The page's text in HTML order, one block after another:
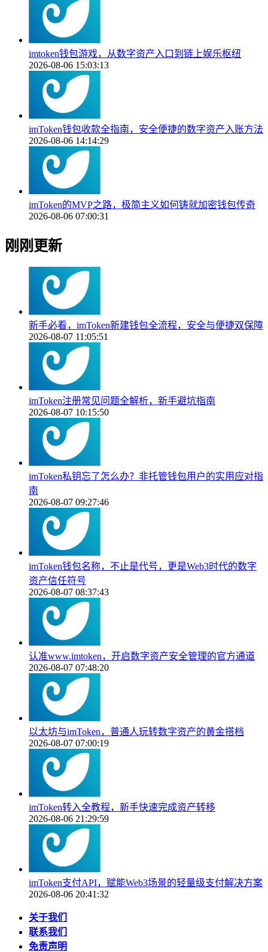
imtoken钱包游戏，从数字资产入口到链上娱乐枢纽
2026-08-06 15:03:13
imToken钱包收款全指南，安全便捷的数字资产入账方法
2026-08-06 14:14:29
imToken的MVP之路，极简主义如何铸就加密钱包传奇
2026-08-06 07:00:31
刚刚更新
新手必看，imToken新建钱包全流程，安全与便捷双保障
2026-08-07 11:05:51
imToken注册常见问题全解析，新手避坑指南
2026-08-07 10:15:50
imToken私钥忘了怎么办？非托管钱包用户的实用应对指
南
2026-08-07 09:27:46
imToken钱包名称，不止是代号，更是Web3时代的数字
资产信任符号
2026-08-07 08:37:43
认准www.imtoken，开启数字资产安全管理的官方通道
2026-08-07 07:48:20
以太坊与imToken，普通人玩转数字资产的黄金搭档
2026-08-07 07:00:19
imToken转入全教程，新手快速完成资产转移
2026-08-06 21:29:59
imToken支付API，赋能Web3场景的轻量级支付解决方案
2026-08-06 20:41:32
关于我们
联系我们
免责声明